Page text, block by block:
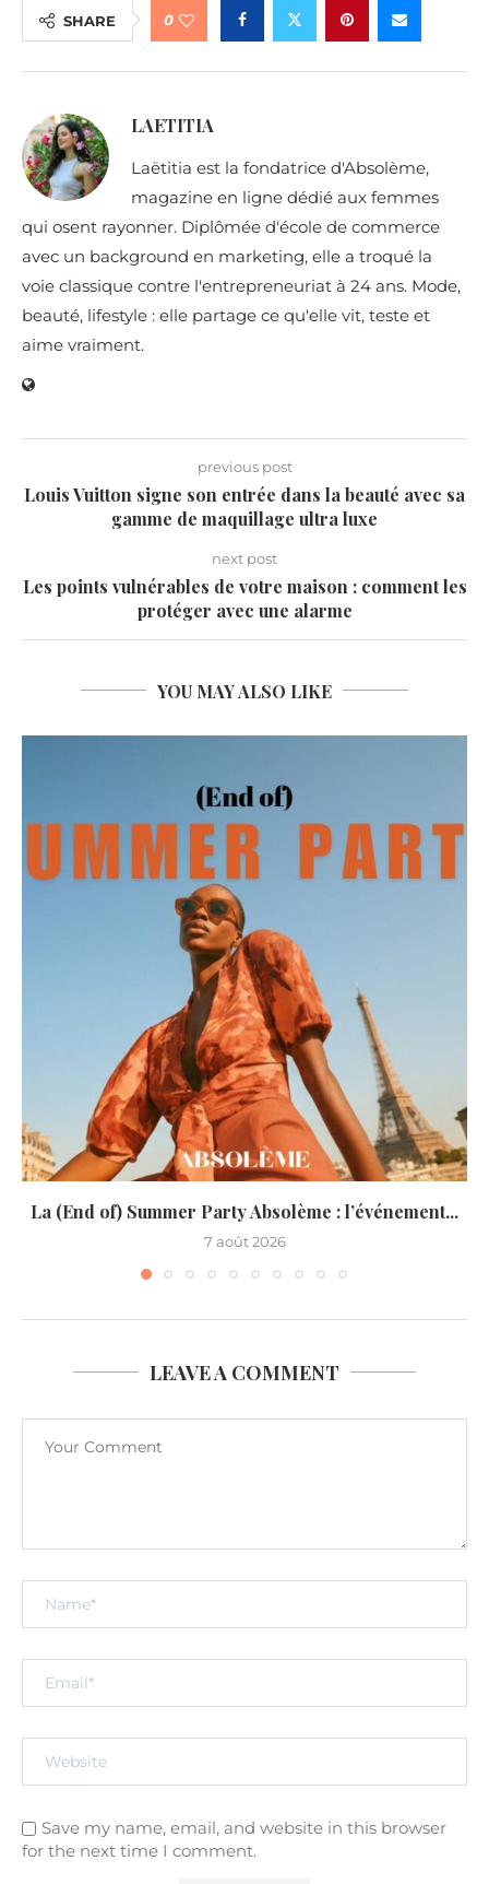
SHARE 0
LAETITIA
Laëtitia est la fondatrice d'Absolème,
magazine en ligne dédié aux femmes
qui osent rayonner. Diplômée d'école de commerce
avec un background en marketing, elle a troqué la
voie classique contre l'entrepreneuriat à 24 ans. Mode,
beauté, lifestyle : elle partage ce qu'elle vit, teste et
aime vraiment.
previous post
Louis Vuitton signe son entrée dans la beauté avec sa
gamme de maquillage ultra luxe
next post
Les points vulnérables de votre maison : comment les
protéger avec une alarme
YOU MAY ALSO LIKE
La (End of) Summer Party Absolème : l’événement...
7 août 2026
LEAVE A COMMENT
Save my name, email, and website in this browser
for the next time I comment.